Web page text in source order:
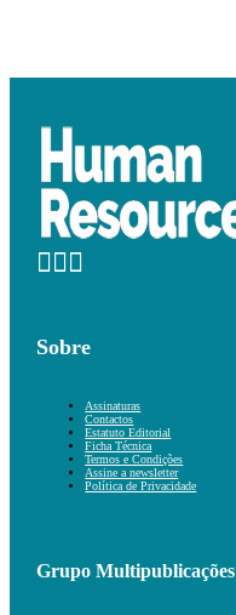
Sobre
Assinaturas
Contactos
Estatuto Editorial
Ficha Técnica
Termos e Condições
Assine a newsletter
Política de Privacidade
Grupo Multipublicações